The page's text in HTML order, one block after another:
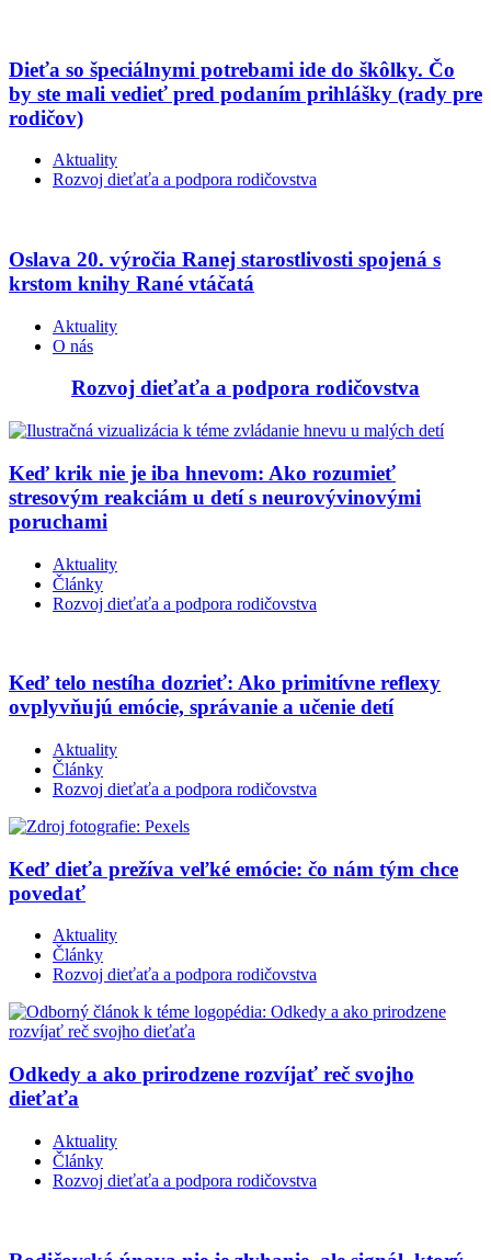
Dieťa so špeciálnymi potrebami ide do škôlky. Čo
by ste mali vedieť pred podaním prihlášky (rady pre
rodičov)
Aktuality
Rozvoj dieťaťa a podpora rodičovstva
Oslava 20. výročia Ranej starostlivosti spojená s
krstom knihy Rané vtáčatá
Aktuality
O nás
Rozvoj dieťaťa a podpora rodičovstva
Keď krik nie je iba hnevom: Ako rozumieť
stresovým reakciám u detí s neurovývinovými
poruchami
Aktuality
Články
Rozvoj dieťaťa a podpora rodičovstva
Keď telo nestíha dozrieť: Ako primitívne reflexy
ovplyvňujú emócie, správanie a učenie detí
Aktuality
Články
Rozvoj dieťaťa a podpora rodičovstva
Keď dieťa prežíva veľké emócie: čo nám tým chce
povedať
Aktuality
Články
Rozvoj dieťaťa a podpora rodičovstva
Odkedy a ako prirodzene rozvíjať reč svojho
dieťaťa
Aktuality
Články
Rozvoj dieťaťa a podpora rodičovstva